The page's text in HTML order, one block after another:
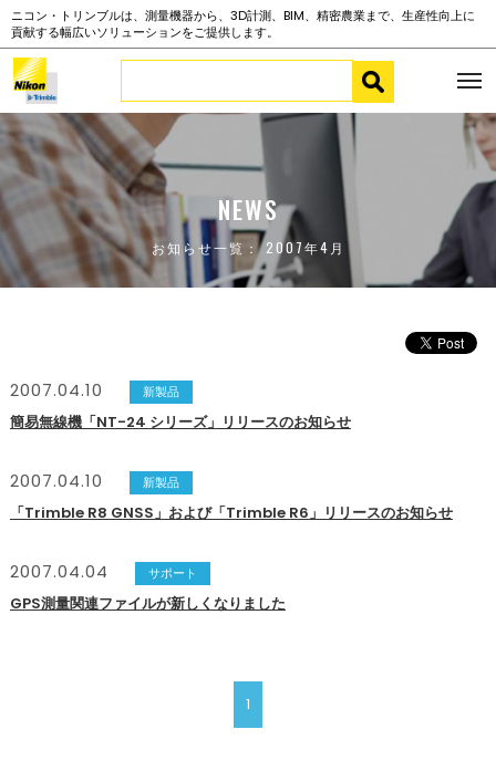
ニコン・トリンブルは、測量機器から、3D計測、BIM、精密農業まで、生産性向上に
貢献する幅広いソリューションをご提供します。
NEWS
お知らせ一覧： 2007年4月
2007.04.10 新製品
簡易無線機「NT-24 シリーズ」リリースのお知らせ
2007.04.10 新製品
「Trimble R8 GNSS」および「Trimble R6」リリースのお知らせ
2007.04.04 サポート
GPS測量関連ファイルが新しくなりました
1